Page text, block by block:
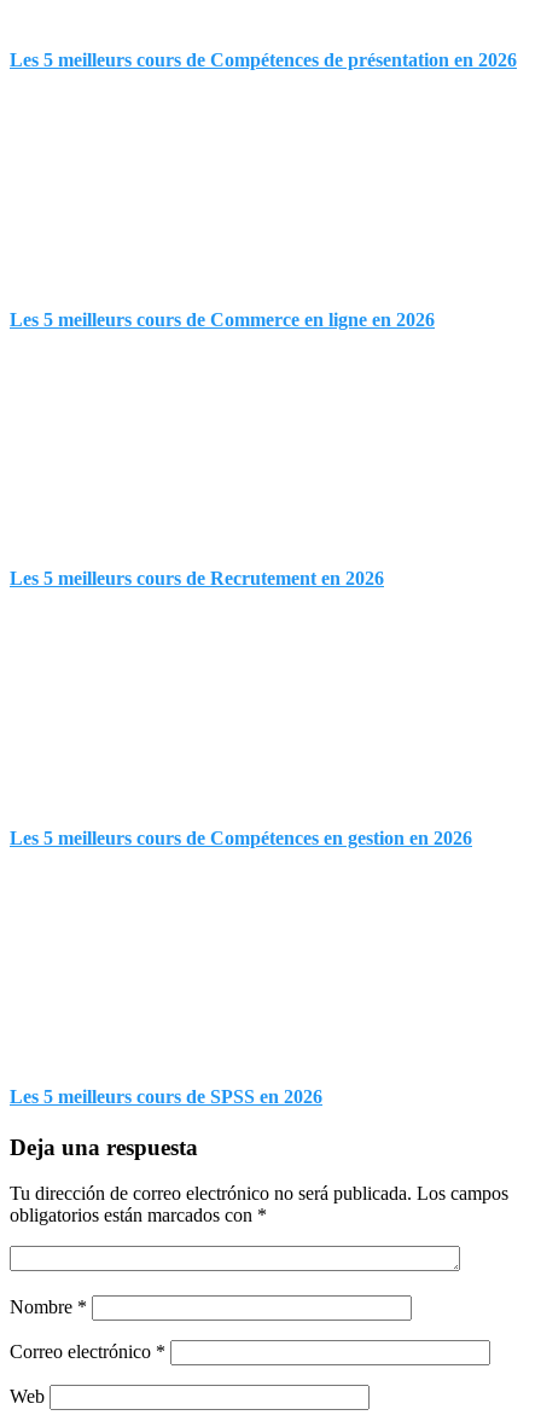
Les 5 meilleurs cours de Compétences de présentation en 2026
Les 5 meilleurs cours de Commerce en ligne en 2026
Les 5 meilleurs cours de Recrutement en 2026
Les 5 meilleurs cours de Compétences en gestion en 2026
Les 5 meilleurs cours de SPSS en 2026
Deja una respuesta
Tu dirección de correo electrónico no será publicada. Los campos
obligatorios están marcados con *
Nombre *
Correo electrónico *
Web